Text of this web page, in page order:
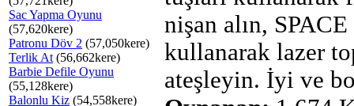
Sac Yapma Oyunu
(57,620kere)
Patronu Döv 2 (57,050kere)
Terlik At (56,662kere)
Barbie Defile Oyunu
(55,128kere)
Balonlu Kiz (54,558kere)
nişan alın,
kullanarak lazer
ateşleyin. İyi ve